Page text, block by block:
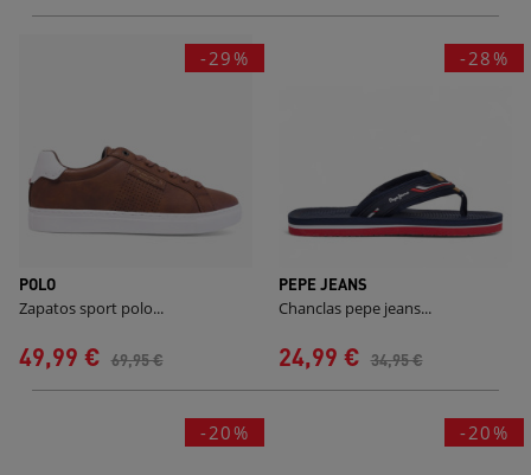
-29%
POLO
Zapatos sport polo...
49,99 € 69,95 €
-28%
PEPE JEANS
Chanclas pepe jeans...
24,99 € 34,95 €
-20% -20%